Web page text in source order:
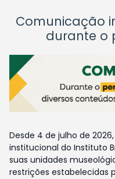
Comunicação
durante o
Desde 4 de julho de
institucional do Instituto
suas unidades
restrições estabelecidas